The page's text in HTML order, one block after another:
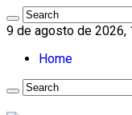
9 de agosto de 2026,
Home